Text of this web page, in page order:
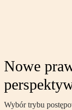
Nowe
Wybór trybu